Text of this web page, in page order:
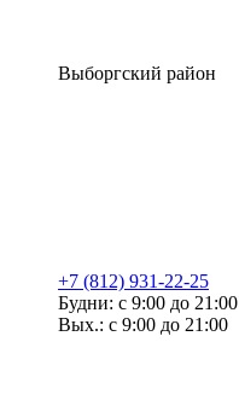
Выборгский район
+7 (812) 931-22-25
Будни: с 9:00 до 21:00
Вых.: с 9:00 до 21:00